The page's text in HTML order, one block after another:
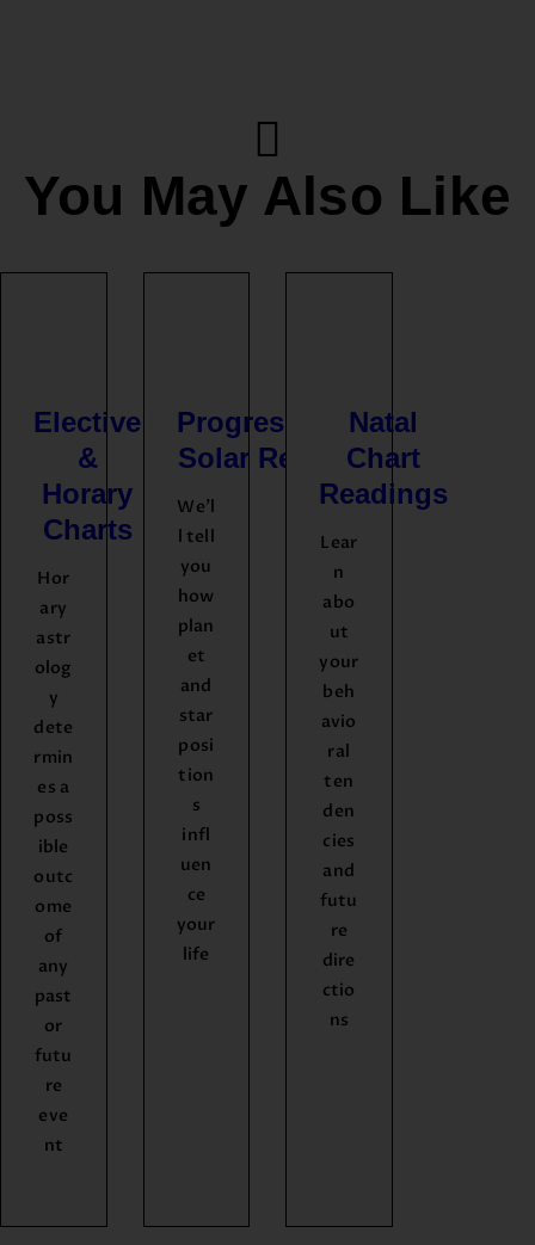
You May Also Like
Elective
&
Horary
Charts
Hor
ary
astr
olog
y
dete
rmin
es a
poss
ible
outc
ome
of
any
past
or
futu
re
eve
nt
Progressions,
Solar Returns
We’l
l tell
you
how
plan
et
and
star
posi
tion
s
infl
uen
ce
your
life
Natal
Chart
Readings
Lear
n
abo
ut
your
beh
avio
ral
ten
den
cies
and
futu
re
dire
ctio
ns